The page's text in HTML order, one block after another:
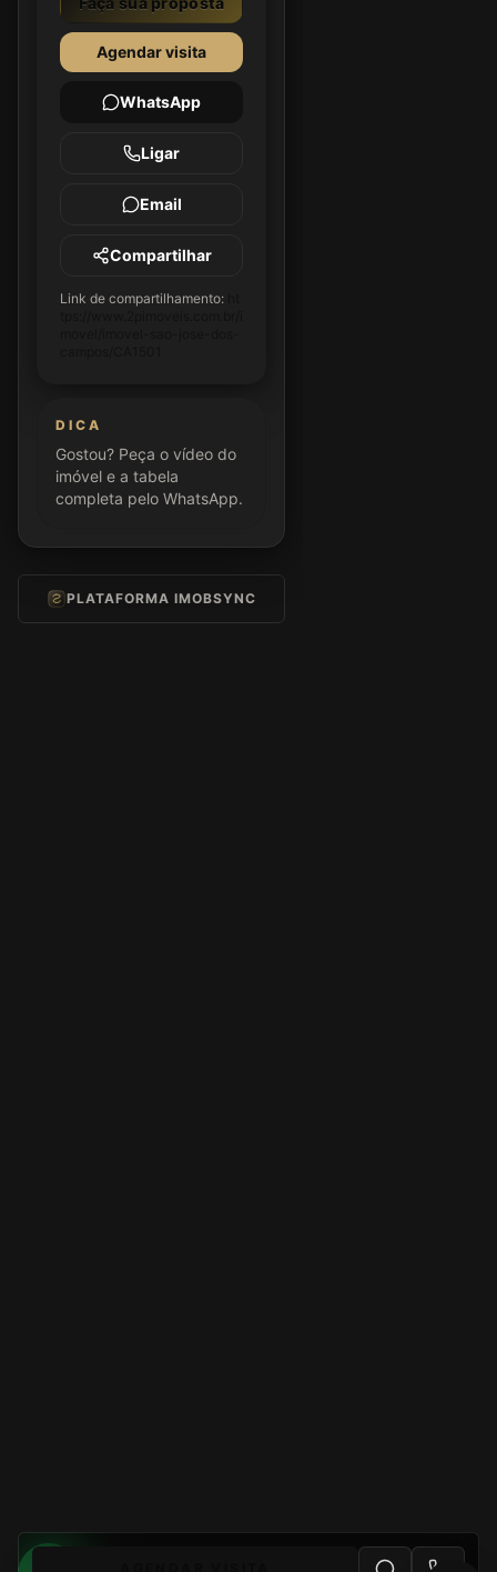
Agendar visita
WhatsApp
Ligar
Email
Compartilhar
Link de compartilhamento:
DICA
Gostou? Peça o vídeo do
imóvel e a tabela
completa pelo WhatsApp.
PLATAFORMA IMOBSYNC